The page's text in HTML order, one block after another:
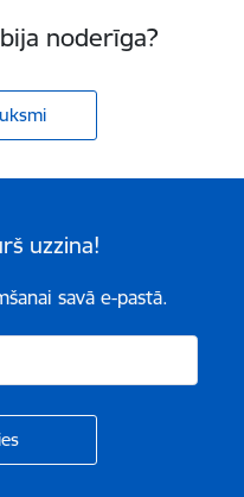
noderīga?
uzzina!
savā e-pastā.